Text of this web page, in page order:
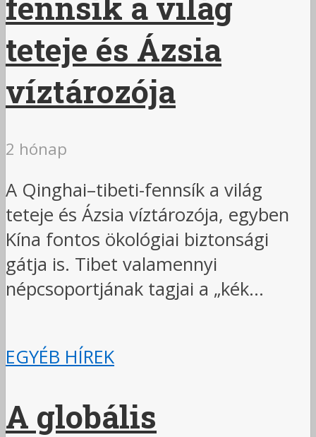
teteje és Ázsia
víztározója
2 hónap
A Qinghai–tibeti-fennsík a világ
teteje és Ázsia víztározója, egyben
Kína fontos ökológiai biztonsági
gátja is. Tibet valamennyi
népcsoportjának tagjai a „kék...
EGYÉB HÍREK
A globális